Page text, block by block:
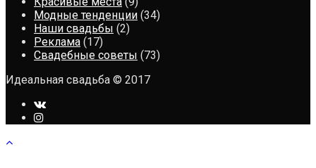
Модные тенденции (34)
Наши свадьбы (2)
Реклама (17)
Свадебные советы (73)
Идеальная свадьба © 2017